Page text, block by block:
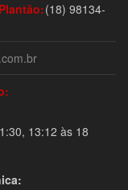
Plantão:(18) 98134-
13:12 às 18